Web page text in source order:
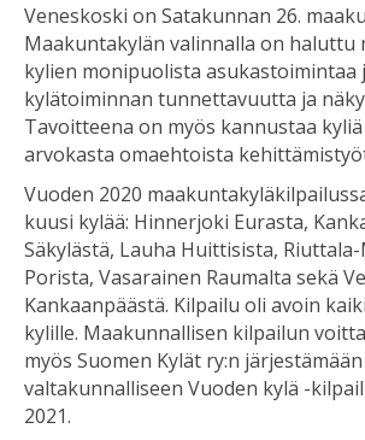
Veneskoski on Satakunnan 26.
Maakuntakylän valinnalla on haluttu
kylien monipuolista asukastoimintaa
kylätoiminnan tunnettavuutta ja
Tavoitteena on myös kannustaa
arvokasta omaehtoista
Vuoden 2020
kuusi kylää: Hinnerjoki Eurasta,
Säkylästä, Lauha Huittisista,
Porista, Vasarainen Raumalta sekä
Kankaanpäästä. Kilpailu oli avoin
kylille. Maakunnallisen kilpailun
myös Suomen Kylät ry:n järjestämään
valtakunnalliseen Vuoden kylä -
2021.